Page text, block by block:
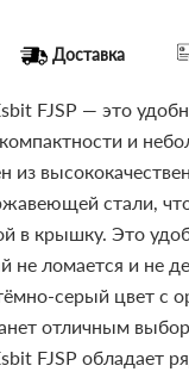
Доставка
FJSP — это
и
из
стали,
в крышку. Это
не ломается и не
серый цвет с
отличным
FJSP обладает